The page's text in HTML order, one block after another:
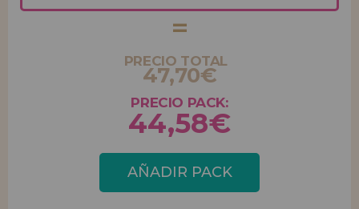
PRECIO TOTAL
47,70€
PRECIO PACK:
44,58€
AÑADIR PACK